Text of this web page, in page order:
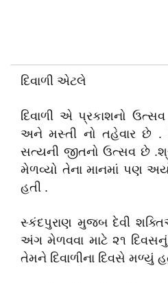
દિવાળી એટલે
દિવાળી એ પ્રકાશનો ઉત્સવ
અને મસ્તી નો તહેવાર છે .
સત્યની જીતનો ઉત્સવ છે
મેળવ્યો તેના માનમાં પણ
હતી .
સ્કંદપુરાણ મુજબ દેવી
અંગ મેળવવા માટે ૨૧
તેમને દિવાળીના દિવસે મળ્યું